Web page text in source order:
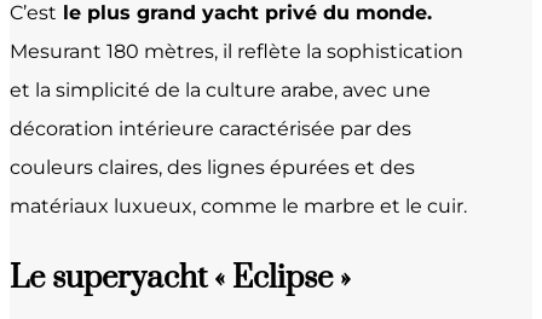
C’est le plus grand yacht privé du monde.
Mesurant 180 mètres, il reflète la sophistication
et la simplicité de la culture arabe, avec une
décoration intérieure caractérisée par des
couleurs claires, des lignes épurées et des
matériaux luxueux, comme le marbre et le cuir.
Le superyacht « Eclipse »